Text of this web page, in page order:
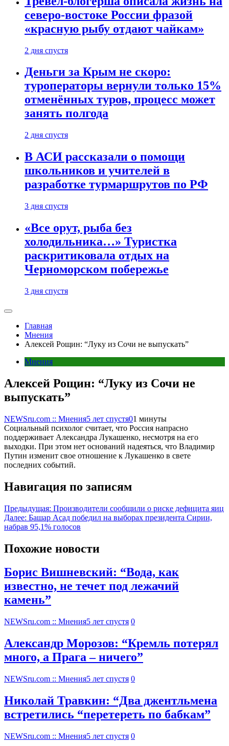
северо-востоке России фразой
«красную рыбу отдают чайкам»
2 дня спустя
Деньги за Крым не скоро:
туроператоры вернули только 15%
отменённых туров, процесс может
занять полгода
2 дня спустя
В АСИ рассказали о помощи
школьников и учителей в
разработке турмаршрутов по РФ
3 дня спустя
«Все орут, рыба без
холодильника…» Туристка
раскритиковала отдых на
Черноморском побережье
3 дня спустя
Главная
Мнения
Алексей Рощин: “Луку из Сочи не выпускать”
Мнения
Алексей Рощин: “Луку из Сочи не
выпускать”
NEWSru.com :: Мнения5 лет спустя01 минуты
Социальный психолог считает, что Россия напрасно
поддерживает Александра Лукашенко, несмотря на его
выходки. При этом нет оснований надеяться, что Владимир
Путин изменит свое отношение к Лукашенко в свете
последних событий.
Навигация по записям
Предыдущая: Производители сообщили о риске дефицита яиц
Далее: Башар Асад победил на выборах президента Сирии,
набрав 95,1% голосов
Похожие новости
Борис Вишневский: “Вода, как
известно, не течет под лежачий
камень”
NEWSru.com :: Мнения5 лет спустя 0
Александр Морозов: “Кремль потерял
много, а Прага – ничего”
NEWSru.com :: Мнения5 лет спустя 0
Николай Травкин: “Два джентльмена
встретились “перетереть по бабкам”
NEWSru.com :: Мнения5 лет спустя 0